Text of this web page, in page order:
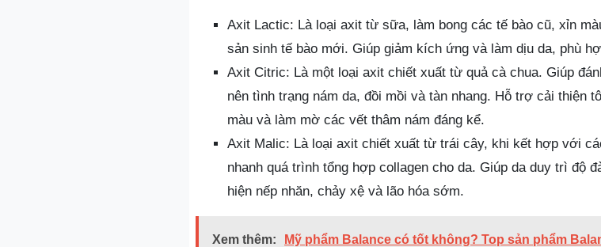
Axit Lactic: Là loại axit từ sữa, làm bong các tế bào cũ, xỉn
sản sinh tế bào mới. Giúp giảm kích ứng và làm dịu da, phù
Axit Citric: Là một loại axit chiết xuất từ quả cà chua. Giúp
nên tình trạng nám da, đồi mồi và tàn nhang. Hỗ trợ cải thiện
màu và làm mờ các vết thâm nám đáng kể.
Axit Malic: Là loại axit chiết xuất từ trái cây, khi kết hợp với
nhanh quá trình tổng hợp collagen cho da. Giúp da duy trì độ
hiện nếp nhăn, chảy xệ và lão hóa sớm.
Xem thêm: Mỹ phẩm Balance có tốt không? Top sản phẩm